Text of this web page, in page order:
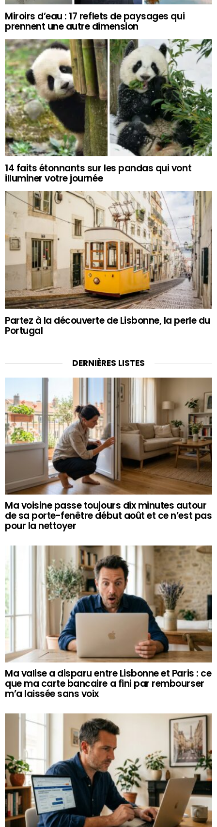
Miroirs d’eau : 17 reflets de paysages qui
prennent une autre dimension
14 faits étonnants sur les pandas qui vont
illuminer votre journée
Partez à la découverte de Lisbonne, la perle du
Portugal
DERNIÈRES LISTES
Ma voisine passe toujours dix minutes autour
de sa porte-fenêtre début août et ce n’est pas
pour la nettoyer
Ma valise a disparu entre Lisbonne et Paris : ce
que ma carte bancaire a fini par rembourser
m’a laissée sans voix